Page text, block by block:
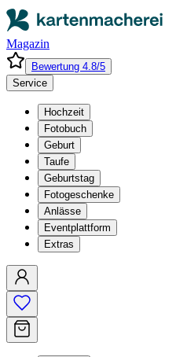
Magazin
Bewertung 4.8/5
Service
Hochzeit
Fotobuch
Geburt
Taufe
Geburtstag
Fotogeschenke
Anlässe
Eventplattform
Extras